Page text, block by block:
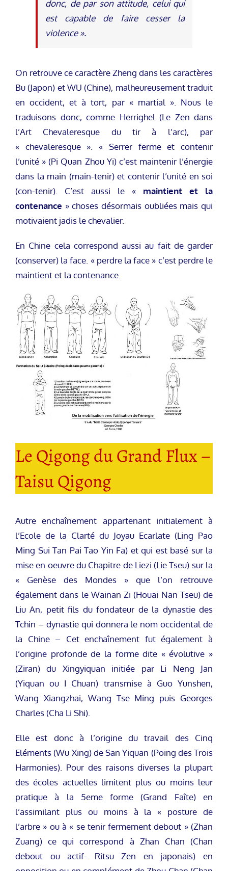
donc, de par son attitude, celui qui
est capable de faire cesser la
violence ».
On retrouve ce caractère Zheng dans les caractères
Bu (Japon) et WU (Chine), malheureusement traduit
en occident, et à tort, par « martial ». Nous le
traduisons donc, comme Herrighel (Le Zen dans
l’Art Chevaleresque du tir à l’arc), par
« chevaleresque ». « Serrer ferme et contenir
l’unité » (Pi Quan Zhou Yi) c’est maintenir l’énergie
dans la main (main-tenir) et contenir l’unité en soi
(con-tenir). C’est aussi le « maintient et la
contenance » choses désormais oubliées mais qui
motivaient jadis le chevalier.
En Chine cela correspond aussi au fait de garder
(conserver) la face. « perdre la face » c’est perdre le
maintient et la contenance.
Le Qigong du Grand Flux –
Taisu Qigong
Autre enchaînement appartenant initialement à
l’Ecole de la Clarté du Joyau Ecarlate (Ling Pao
Ming Sui Tan Pai Tao Yin Fa) et qui est basé sur la
mise en oeuvre du Chapitre de Liezi (Lie Tseu) sur la
« Genèse des Mondes » que l’on retrouve
également dans le Wainan Zi (Houai Nan Tseu) de
Liu An, petit fils du fondateur de la dynastie des
Tchin – dynastie qui donnera le nom occidental de
la Chine – Cet enchaînement fut également à
l’origine profonde de la forme dite « évolutive »
(Ziran) du Xingyiquan initiée par Li Neng Jan
(Yiquan ou I Chuan) transmise à Guo Yunshen,
Wang Xiangzhai, Wang Tse Ming puis Georges
Charles (Cha Li Shi).
Elle est donc à l’origine du travail des Cinq
Eléments (Wu Xing) de San Yiquan (Poing des Trois
Harmonies). Pour des raisons diverses la plupart
des écoles actuelles limitent plus ou moins leur
pratique à la 5eme forme (Grand Faîte) en
l’assimilant plus ou moins à la « posture de
l’arbre » ou à « se tenir fermement debout » (Zhan
Zuang) ce qui correspond à Zhan Chan (Chan
debout ou actif- Ritsu Zen en japonais) en